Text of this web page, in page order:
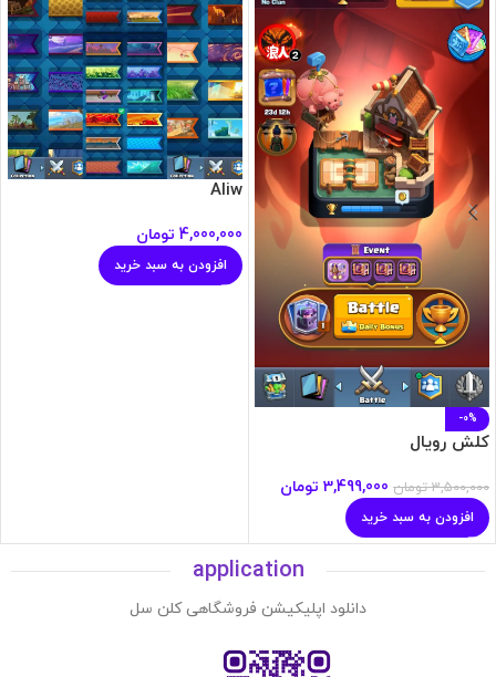
-0%
کلش رویال
3,500,000 تومان 3,499,000 تومان
افزودن به سبد خرید
Aliw
4,000,000 تومان
افزودن به سبد خرید
application
دانلود اپلیکیشن فروشگاهی کلن سل